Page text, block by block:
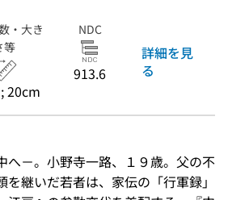
・大き
等
20cm
NDC
913.6
詳細を見
る
へ－。小野寺一路、１９歳。父の不
継いだ若者は、家伝の「行軍録」